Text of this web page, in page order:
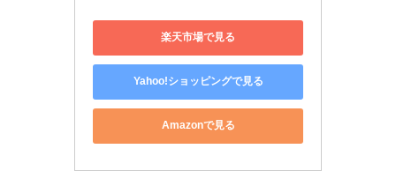
楽天市場で見る
Yahoo!ショッピングで見る
Amazonで見る